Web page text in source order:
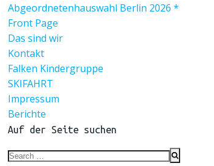
Abgeordnetenhauswahl Berlin 2026 *
Front Page
Das sind wir
Kontakt
Falken Kindergruppe
SKIFAHRT
Impressum
Berichte
Auf der Seite suchen
Search